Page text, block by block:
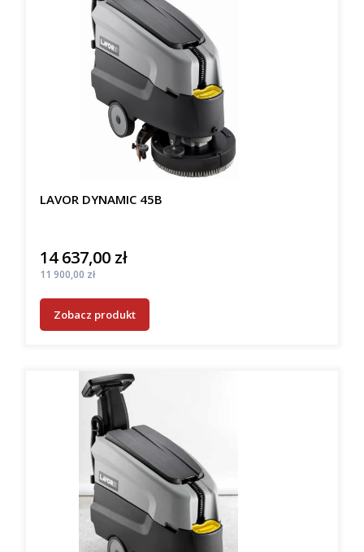
LAVOR DYNAMIC 45B
Cena
14 637,00 zł
Cena
11 900,00 zł
Zobacz produkt